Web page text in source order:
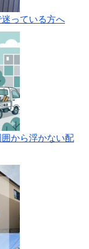
っている方へ
から浮かない配